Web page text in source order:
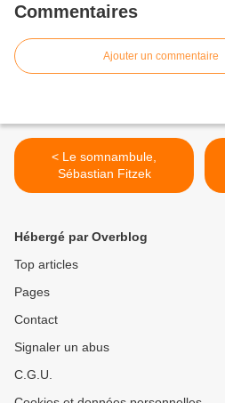
Commentaires
Ajouter un commentaire
< Le somnambule,
Sébastian Fitzek
Hébergé par Overblog
Top articles
Pages
Contact
Signaler un abus
C.G.U.